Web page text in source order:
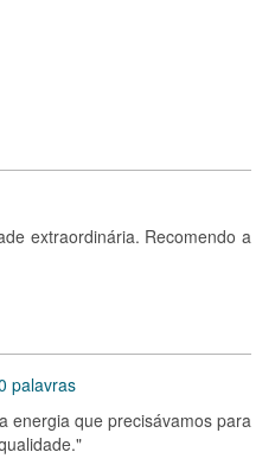
extraordinária. Recomendo a
palavras
energia que precisávamos para